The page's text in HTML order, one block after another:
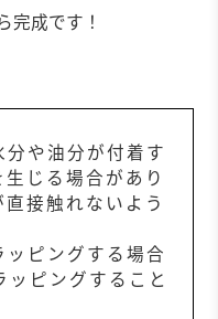
完成です！
や油分が付着す
じる場合があり
接触れないよう
ピングする場合
ピングすること